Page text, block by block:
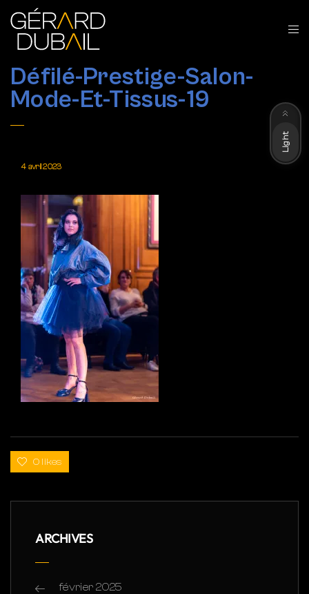
Défilé-Prestige-Salon-
Mode-Et-Tissus-19
4 avril 2023
0 likes
ARCHIVES
février 2025
Light
Dark